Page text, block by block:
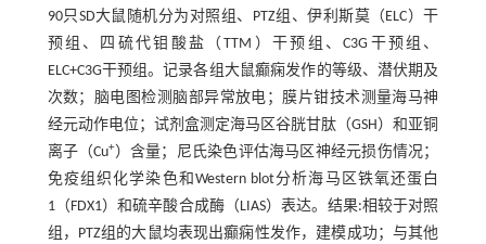
90只SD大鼠随机分为对照组、PTZ组、伊利斯莫（ELC）干
预组、四硫代钼酸盐（TTM）干预组、C3G干预组、
ELC+C3G干预组。记录各组大鼠癫痫发作的等级、潜伏期及
次数；脑电图检测脑部异常放电；膜片钳技术测量海马神
经元动作电位；试剂盒测定海马区谷胱甘肽（GSH）和亚铜
离子（Cu+）含量；尼氏染色评估海马区神经元损伤情况；
免疫组织化学染色和Western blot分析海马区铁氧还蛋白
1（FDX1）和硫辛酸合成酶（LIAS）表达。结果:相较于对照
组，PTZ组的大鼠均表现出癫痫性发作，建模成功；与其他